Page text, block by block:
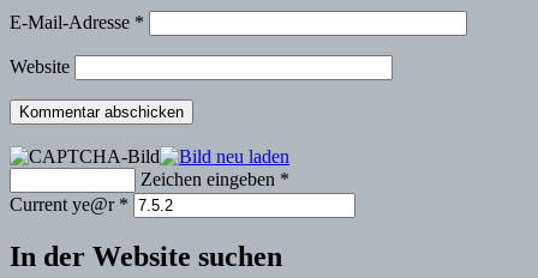
E-Mail-Adresse *
Website
Zeichen eingeben *
Current ye@r *
In der Website suchen